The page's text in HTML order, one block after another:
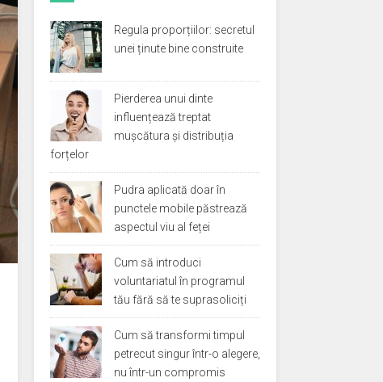
Regula proporțiilor: secretul
unei ținute bine construite
Pierderea unui dinte
influențează treptat
mușcătura și distribuția
forțelor
Pudra aplicată doar în
punctele mobile păstrează
aspectul viu al feței
Cum să introduci
voluntariatul în programul
tău fără să te suprasoliciți
Cum să transformi timpul
petrecut singur într-o alegere,
nu într-un compromis